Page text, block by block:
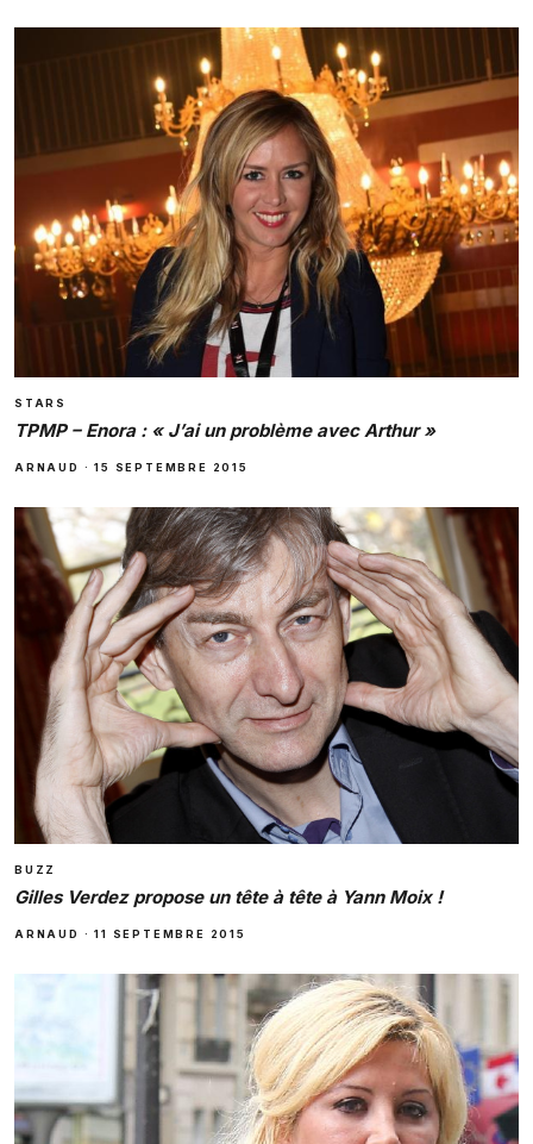
STARS
TPMP – Enora : « J’ai un problème avec Arthur »
ARNAUD ·15 SEPTEMBRE 2015
BUZZ
Gilles Verdez propose un tête à tête à Yann Moix !
ARNAUD ·11 SEPTEMBRE 2015